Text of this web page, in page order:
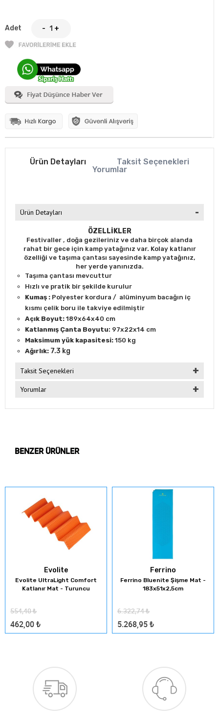
Adet +
-
Ürün Detayları
Taksit Seçenekleri
Yorumlar
Ürün Detayları
ÖZELLİKLER
Festivaller , doğa gezileriniz ve daha birçok alanda
rahat bir gece için kamp yatağınız var. Kolay katlanır
özelliği ve taşıma çantası sayesinde kamp yatağınız,
her yerde yanınızda.
Taşıma çantası mevcuttur
Hızlı ve pratik bir şekilde kurulur
Kumaş : Polyester kordura / alüminyum bacağın iç
kısmı çelik boru ile takviye edilmiştir
Açık Boyut: 189x64x40 cm
Katlanmış Çanta Boyutu: 97x22x14 cm
Maksimum yük kapasitesi: 150 kg
Ağırlık: 7.3 kg
Taksit Seçenekleri
Yorumlar
BENZER ÜRÜNLER
Evolite
Evolite UltraLight Comfort
Katlanır Mat - Turuncu
554,40₺
462,00 ₺
Ferrino
Ferrino Bluenite Şişme Mat -
183x51x2,5cm
6.322,74₺
5.268,95 ₺